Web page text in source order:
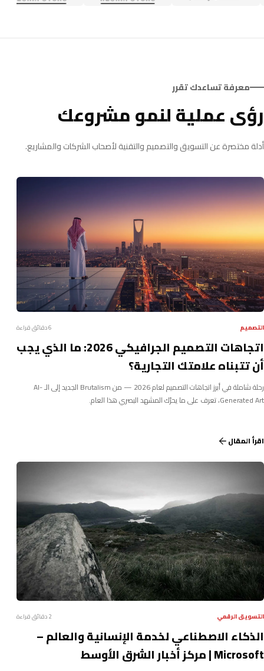
معرفة تساعدك تقرر
رؤى عملية لنمو مشروعك
أدلة مختصرة عن التسويق والتصميم والتقنية لأصحاب الشركات والمشاريع.
التصميم 6 دقائق قراءة
اتجاهات التصميم الجرافيكي 2026: ما الذي يجب
أن تتبناه علامتك التجارية؟
رحلة شاملة في أبرز اتجاهات التصميم لعام 2026 — من Brutalism الجديد إلى الـ AI-
Generated Art، تعرف على ما يحرّك المشهد البصري هذا العام.
اقرأ المقال
التسويق الرقمي 2 دقائق قراءة
الذكاء الاصطناعي لخدمة الإنسانية والعالم –
Microsoft | مركز أخبار الشرق الأوسط